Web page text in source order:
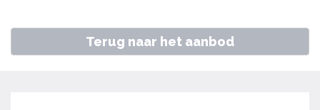
Terug naar het aanbod